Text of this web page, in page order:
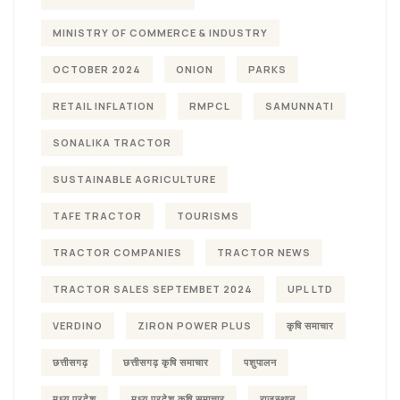
MINISTRY OF COMMERCE & INDUSTRY
OCTOBER 2024 ONION PARKS
RETAIL INFLATION RMPCL SAMUNNATI
SONALIKA TRACTOR
SUSTAINABLE AGRICULTURE
TAFE TRACTOR TOURISMS
TRACTOR COMPANIES TRACTOR NEWS
TRACTOR SALES SEPTEMBET 2024 UPL LTD
VERDINO ZIRON POWER PLUS कृषि समाचार
छत्तीसगढ़ छत्तीसगढ़ कृषि समाचार पशुपालन